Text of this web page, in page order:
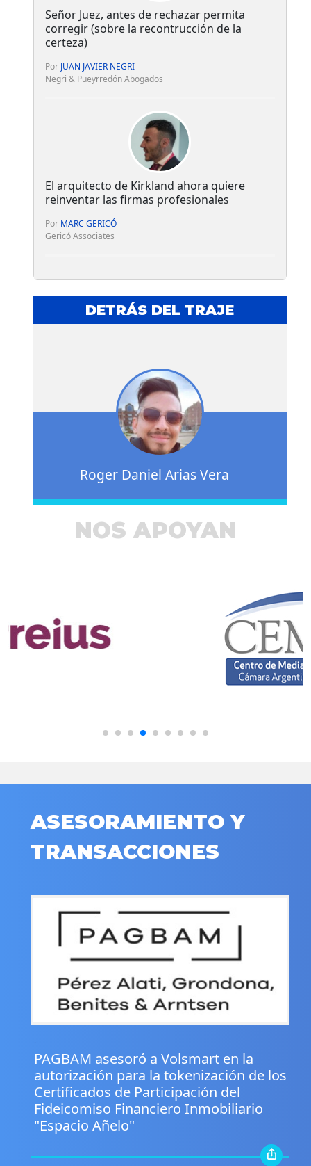
Señor Juez, antes de rechazar permita
corregir (sobre la recontrucción de la
certeza)
Por JUAN JAVIER NEGRI
Negri & Pueyrredón Abogados
El arquitecto de Kirkland ahora quiere
reinventar las firmas profesionales
Por MARC GERICÓ
Gericó Associates
DETRÁS DEL TRAJE
Roger Daniel Arias Vera
NOS APOYAN
ASESORAMIENTO Y
TRANSACCIONES
PAGBAM asesoró a Volsmart en la
autorización para la tokenización de los
Certificados de Participación del
Fideicomiso Financiero Inmobiliario
"Espacio Añelo"